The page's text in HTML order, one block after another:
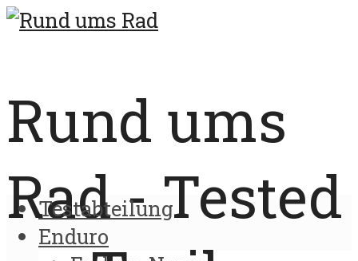
Rund ums
Rad - Tested
Testabteilung
Enduro